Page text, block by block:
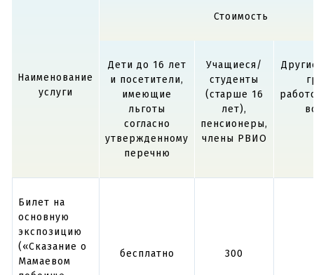
Наименование
услуги
Стоимость
Дети до 16 лет
и посетители,
имеющие
льготы
согласно
утвержденному
перечню
Учащиеся/
студенты
(старше 16
лет),
пенсионеры,
члены РВИО
Билет на
основную
экспозицию
(«Сказание о
Мамаевом
бесплатно 300